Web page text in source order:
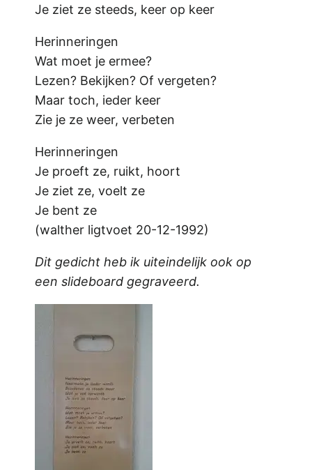
Je ziet ze steeds, keer op keer
Herinneringen
Wat moet je ermee?
Lezen? Bekijken? Of vergeten?
Maar toch, ieder keer
Zie je ze weer, verbeten
Herinneringen
Je proeft ze, ruikt, hoort
Je ziet ze, voelt ze
Je bent ze
(walther ligtvoet 20-12-1992)
Dit gedicht heb ik uiteindelijk ook op
een slideboard gegraveerd.